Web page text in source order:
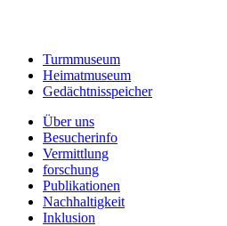
Turmmuseum
Heimatmuseum
Gedächtnisspeicher
Über uns
Besucherinfo
Vermittlung
forschung
Publikationen
Nachhaltigkeit
Inklusion